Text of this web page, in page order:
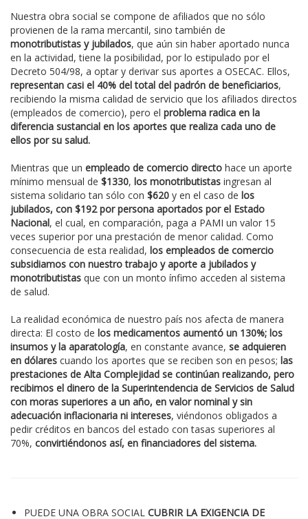
k
s
t
Nuestra obra social se compone de afiliados que no sólo
provienen de la rama mercantil, sino también de
monotributistas y jubilados, que aún sin haber aportado nunca
en la actividad, tiene la posibilidad, por lo estipulado por el
Decreto 504/98, a optar y derivar sus aportes a OSECAC. Ellos,
representan casi el 40% del total del padrón de beneficiarios,
recibiendo la misma calidad de servicio que los afiliados directos
(empleados de comercio), pero el problema radica en la
diferencia sustancial en los aportes que realiza cada uno de
ellos por su salud.
Mientras que un empleado de comercio directo hace un aporte
mínimo mensual de $1330, los monotributistas ingresan al
sistema solidario tan sólo con $620 y en el caso de los
jubilados, con $192 por persona aportados por el Estado
Nacional, el cual, en comparación, paga a PAMI un valor 15
veces superior por una prestación de menor calidad. Como
consecuencia de esta realidad, los empleados de comercio
subsidiamos con nuestro trabajo y aporte a jubilados y
monotributistas que con un monto ínfimo acceden al sistema
de salud.
La realidad económica de nuestro país nos afecta de manera
directa: El costo de los medicamentos aumentó un 130%; los
insumos y la aparatología, en constante avance, se adquieren
en dólares cuando los aportes que se reciben son en pesos; las
prestaciones de Alta Complejidad se continúan realizando, pero
recibimos el dinero de la Superintendencia de Servicios de Salud
con moras superiores a un año, en valor nominal y sin
adecuación inflacionaria ni intereses, viéndonos obligados a
pedir créditos en bancos del estado con tasas superiores al
70%, convirtiéndonos así, en financiadores del sistema.
PUEDE UNA OBRA SOCIAL CUBRIR LA EXIGENCIA DE